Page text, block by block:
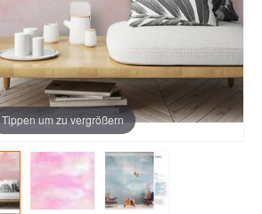
Tippen um zu vergrößern